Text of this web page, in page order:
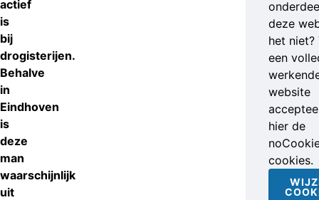
actief
is
bij
drogisterijen.
Behalve
in
Eindhoven
is
deze
man
waarschijnlijk
uit
deze
het niet?
een
website
hier de
cookies.